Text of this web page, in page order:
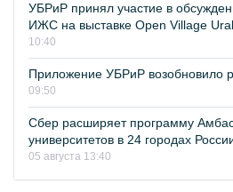
УБРиР принял участие в
ИЖС на выставке Open Village Ural
10:40
Приложение УБРиР возобновило
09:50
Сбер расширяет программу
университетов в 24 городах
05 августа 13:40